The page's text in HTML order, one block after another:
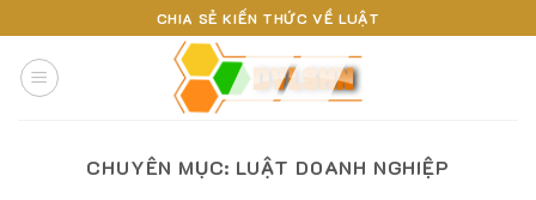
to
content
CHIA SẺ KIẾN THỨC VỀ LUẬT
CHUYÊN MỤC: LUẬT DOANH NGHIỆP